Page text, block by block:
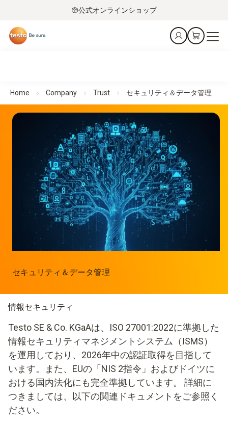
公式オンラインショップ
Home Company Trust セキュリティ＆データ管理
セキュリティ＆データ管理
情報セキュリティ
Testo SE & Co. KGaAは、ISO 27001:2022に準拠した
情報セキュリティマネジメントシステム（ISMS）
を運用しており、2026年中の認証取得を目指して
います。また、EUの「NIS 2指令」およびドイツに
おける国内法化にも完全準拠しています。 詳細に
つきましては、以下の関連ドキュメントをご参照く
ださい。